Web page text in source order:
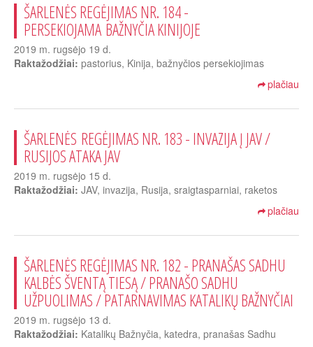
ŠARLENĖS REGĖJIMAS NR. 184 -
PERSEKIOJAMA BAŽNYČIA KINIJOJE
2019 m. rugsėjo 19 d.
Raktažodžiai: pastorius, Kinija, bažnyčios persekiojimas
plačiau
ŠARLENĖS REGĖJIMAS NR. 183 - INVAZIJA Į JAV /
RUSIJOS ATAKA JAV
2019 m. rugsėjo 15 d.
Raktažodžiai: JAV, invazija, Rusija, sraigtasparniai, raketos
plačiau
ŠARLENĖS REGĖJIMAS NR. 182 - PRANAŠAS SADHU
KALBĖS ŠVENTĄ TIESĄ / PRANAŠO SADHU
UŽPUOLIMAS / PATARNAVIMAS KATALIKŲ BAŽNYČIAI
2019 m. rugsėjo 13 d.
Raktažodžiai: Katalikų Bažnyčia, katedra, pranašas Sadhu